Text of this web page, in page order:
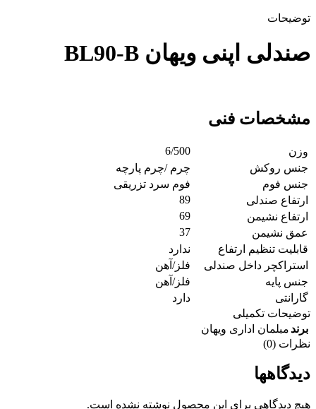
توضیحات
صندلی اپنی ویهان BL90-B
مشخصات فنی
وزن
6/500
جنس روکش
چرم /چرم پارچه
جنس فوم
فوم سرد تزریقی
ارتفاع صندلی
89
ارتفاع نشیمن
69
عمق نشیمن
37
قابلیت تنظیم ارتفاع
ندارد
استراکچر داخل صندلی
فلز/آهن
جنس پایه
فلز/آهن
گارانتی
دارد
توضیحات تکمیلی
برند مبلمان اداری ویهان
نظرات (0)
دیدگاهها
هیچ دیدگاهی برای این محصول نوشته نشده است.